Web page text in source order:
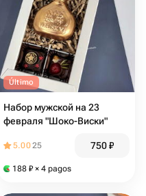
Último
Набор мужской на 23
февраля "Шоко-Виски"
5.0025 750₽
188 ₽ × 4 pagos